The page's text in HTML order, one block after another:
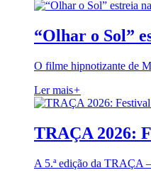
“Olhar o Sol”
O filme hipnotizante de
Ler mais+
TRAÇA 2026:
A 5.ª edição da TRAÇA